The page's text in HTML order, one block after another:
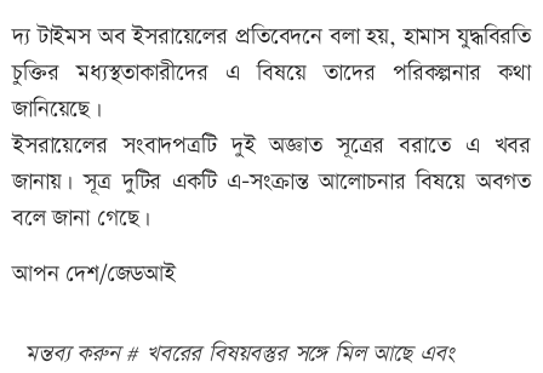
দ্য টাইমস অব ইসরায়েলের প্রতিবেদনে বলা হয়, হামাস যুদ্ধবিরতি
চুক্তির মধ্যস্থতাকারীদের এ বিষয়ে তাদের পরিকল্পনার কথা
জানিয়েছে।
ইসরায়েলের সংবাদপত্রটি দুই অজ্ঞাত সূত্রের বরাতে এ খবর
জানায়। সূত্র দুটির একটি এ–সংক্রান্ত আলোচনার বিষয়ে অবগত
বলে জানা গেছে।
আপন দেশ/জেডআই
মন্তব্য করুন # খবরের বিষয়বস্তুর সঙ্গে মিল আছে এবং